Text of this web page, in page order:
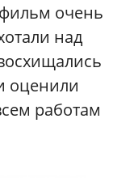
очень
над
оценили
работам